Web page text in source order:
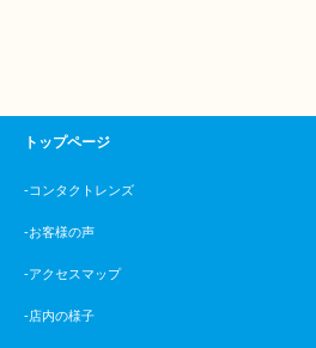
トップページ
-コンタクトレンズ
-お客様の声
-アクセスマップ
-店内の様子